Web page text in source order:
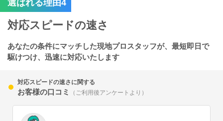
選ばれる理由4
対応スピードの速さ
あなたの条件にマッチした現地プロスタッフが、最短即日で
駆けつけ、迅速に対応いたします
対応スピードの速さに関する
お客様の口コミ （ご利用後アンケートより）